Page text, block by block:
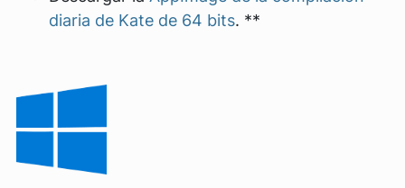
diaria de Kate de 64 bits. **